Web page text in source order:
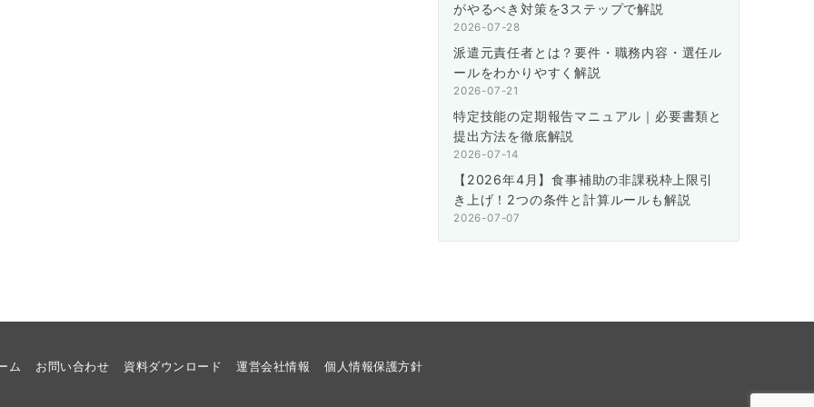
がやるべき対策を3ステップで解説
2026-07-28
派遣元責任者とは？要件・職務内容・選任ル
ールをわかりやすく解説
2026-07-21
特定技能の定期報告マニュアル｜必要書類と
提出方法を徹底解説
2026-07-14
【2026年4月】食事補助の非課税枠上限引
き上げ！2つの条件と計算ルールも解説
2026-07-07
ム お問い合わせ 資料ダウンロード 運営会社情報 個人情報保護方針